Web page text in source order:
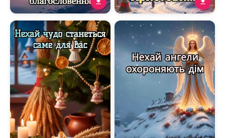
Новорічно-різдвяне
привітання з ялинкою,
місячною ніччю та
побажанням миру
Натхненне різдвяне
привітання зі світлою
зіркою над зимовим
селом